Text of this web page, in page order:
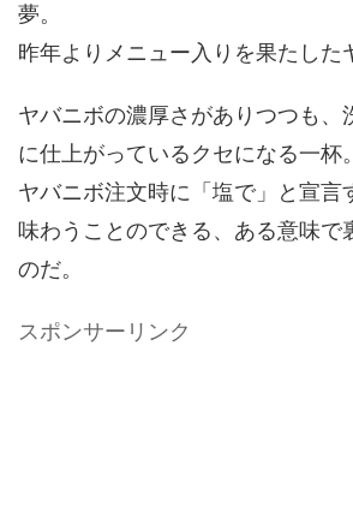
夢。
昨年よりメニュー入りを果たした
ヤバニボの濃厚さがありつつも、
に仕上がっているクセになる一杯。
ヤバニボ注文時に「塩で」と宣言
味わうことのできる、ある意味で
のだ。
スポンサーリンク